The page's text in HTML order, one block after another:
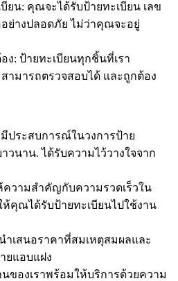
ยน: คุณจะได้รับป้ายทะเบียน เลข
ย่างปลอดภัย ไม่ว่าคุณจะอยู่
ง: ป้ายทะเบียนทุกชิ้นที่เรา
ามารถตรวจสอบได้ และถูกต้อง
มีประสบการณ์ในวงการป้าย
วนาน. ได้รับความไว้วางใจจาก
ความสำคัญกับความรวดเร็วใน
ห้คุณได้รับป้ายทะเบียนไปใช้งาน
ำเสนอราคาที่สมเหตุสมผลและ
ยแอบแฝง
ของเราพร้อมให้บริการด้วยความ